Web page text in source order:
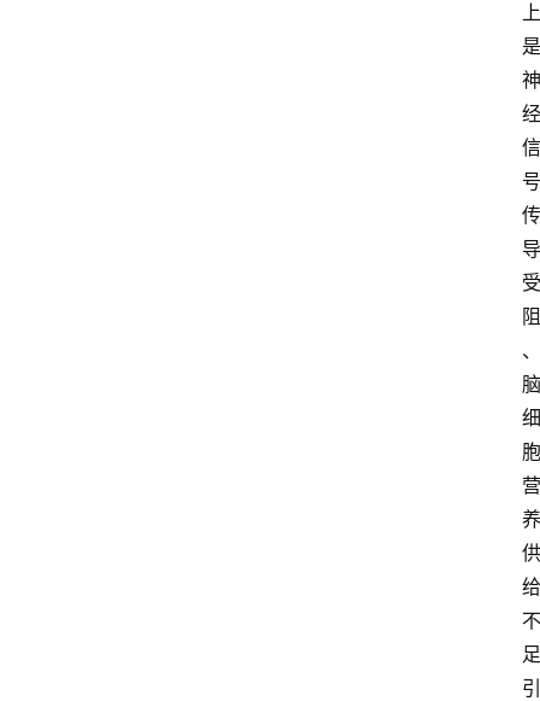
上
是
神
经
信
号
传
导
受
阻
、
脑
细
胞
营
养
供
给
不
足
引